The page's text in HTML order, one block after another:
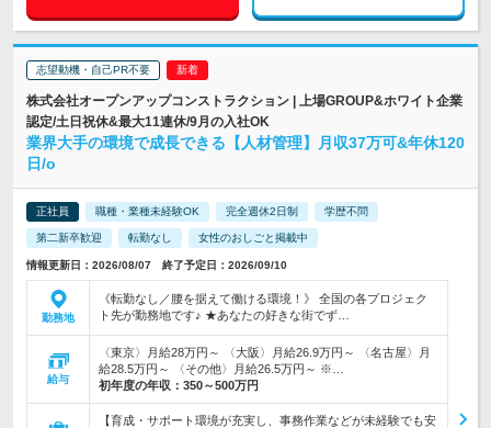
志望動機・自己PR不要
株式会社オープンアップコンストラクション | 上場GROUP&ホワイト企業
認定/土日祝休&最大11連休/9月の入社OK
業界大手の環境で成長できる【人材管理】月収37万可&年休120
日/o
正社員 職種・業種未経験OK 完全週休2日制 学歴不問
第二新卒歓迎 転勤なし 女性のおしごと掲載中
情報更新日：2026/08/07 終了予定日：2026/09/10
勤務地
《転勤なし／腰を据えて働ける環境！》 全国の各プロジェク
ト先が勤務地です♪ ★あなたの好きな街でず…
給与
〈東京〉月給28万円～ 〈大阪〉月給26.9万円～ 〈名古屋〉月
給28.5万円～ 〈その他〉月給26.5万円～ ※…
初年度の年収： 350～500万円
【育成・サポート環境が充実し、事務作業などが未経験でも安